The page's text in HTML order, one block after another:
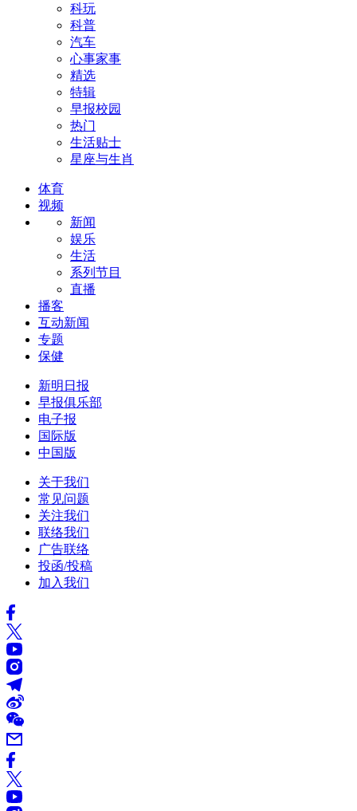
科玩
科普
汽车
心事家事
精选
特辑
早报校园
热门
生活贴士
星座与生肖
体育
视频
新闻
娱乐
生活
系列节目
直播
播客
互动新闻
专题
保健
新明日报
早报俱乐部
电子报
国际版
中国版
关于我们
常见问题
关注我们
联络我们
广告联络
投函/投稿
加入我们